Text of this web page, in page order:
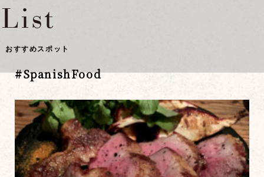
List
おすすめスポット
#SpanishFood